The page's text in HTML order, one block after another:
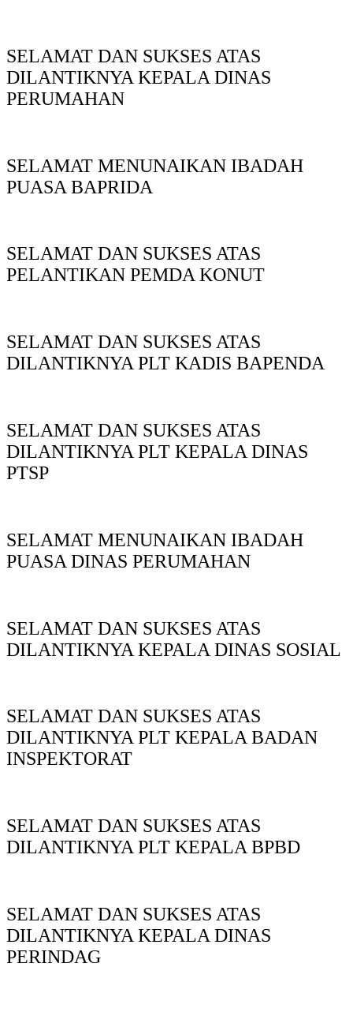
SELAMAT DAN SUKSES ATAS
DILANTIKNYA KEPALA DINAS
PERUMAHAN
SELAMAT MENUNAIKAN IBADAH
PUASA BAPRIDA
SELAMAT DAN SUKSES ATAS
PELANTIKAN PEMDA KONUT
SELAMAT DAN SUKSES ATAS
DILANTIKNYA PLT KADIS BAPENDA
SELAMAT DAN SUKSES ATAS
DILANTIKNYA PLT KEPALA DINAS
PTSP
SELAMAT MENUNAIKAN IBADAH
PUASA DINAS PERUMAHAN
SELAMAT DAN SUKSES ATAS
DILANTIKNYA KEPALA DINAS SOSIAL
SELAMAT DAN SUKSES ATAS
DILANTIKNYA PLT KEPALA BADAN
INSPEKTORAT
SELAMAT DAN SUKSES ATAS
DILANTIKNYA PLT KEPALA BPBD
SELAMAT DAN SUKSES ATAS
DILANTIKNYA KEPALA DINAS
PERINDAG